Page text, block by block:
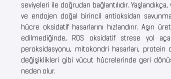
seviyeleri ile doğrudan bağlantılıdır.
ve endojen doğal birincil antioksidan
hücre oksidatif hasarlarını hızlandırır. Aşırı
edilmediğinde, ROS oksidatif strese yol
peroksidasyonu, mitokondri hasarları, protein
değişiklikleri gibi vücut hücrelerinde geri
neden olur.